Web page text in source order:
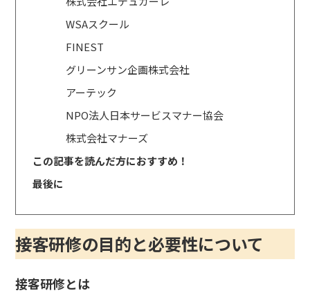
WSAスクール
FINEST
グリーンサン企画株式会社
アーテック
NPO法人日本サービスマナー協会
株式会社マナーズ
この記事を読んだ方におすすめ！
最後に
接客研修の目的と必要性について
接客研修とは